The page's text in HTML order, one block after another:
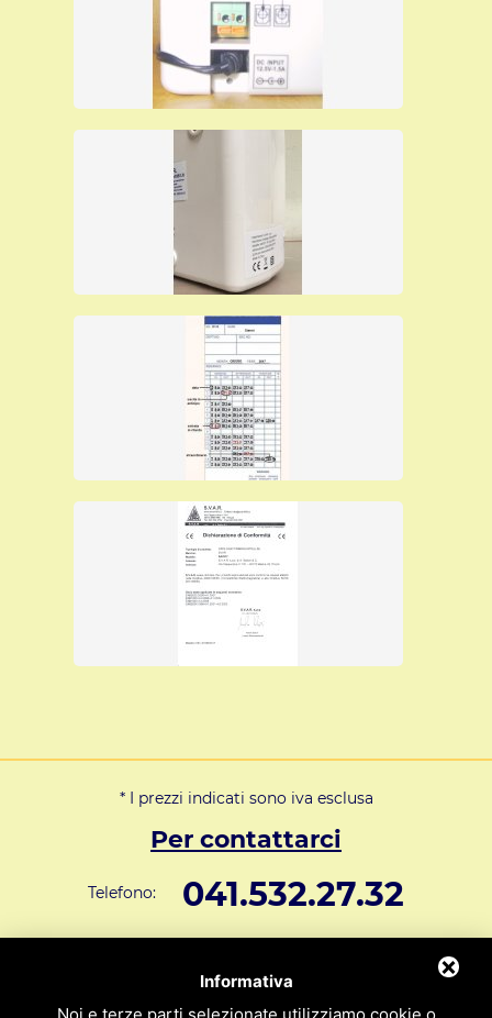
* I prezzi indicati sono iva esclusa
Per contattarci
Telefono: 041.532.27.32
info@svar1951.it
Supporto Tecnico Clienti: assistenza@svar1951.it
Informativa